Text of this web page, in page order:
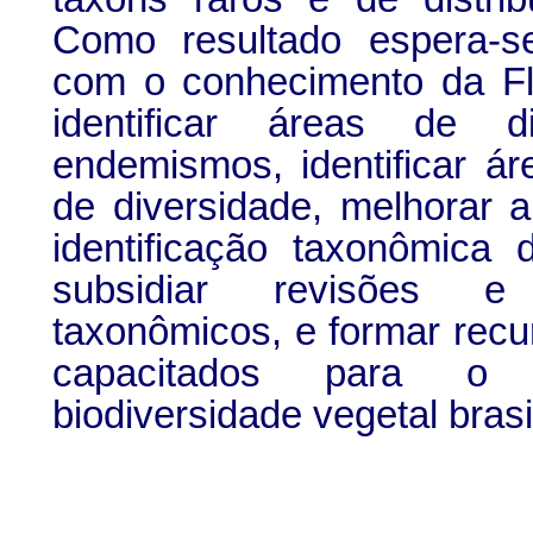
Como resultado espera-
com o conhecimento da
identificar áreas de
endemismos, identificar
de diversidade, melhorar
identificação taxonômica
subsidiar revisões e
taxonômicos, e formar
capacitados para o
biodiversidade vegetal